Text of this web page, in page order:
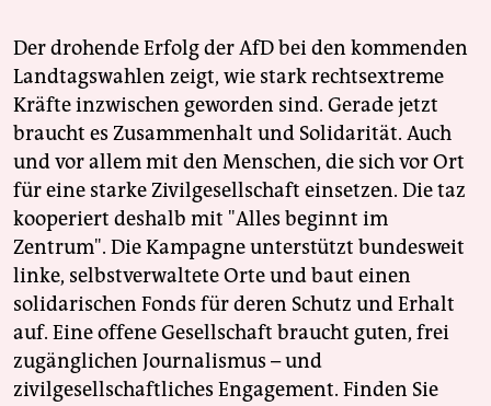
Der drohende Erfolg der AfD bei den kommenden
Landtagswahlen zeigt, wie stark rechtsextreme
Kräfte inzwischen geworden sind. Gerade jetzt
braucht es Zusammenhalt und Solidarität. Auch
und vor allem mit den Menschen, die sich vor Ort
für eine starke Zivilgesellschaft einsetzen. Die taz
kooperiert deshalb mit "Alles beginnt im
Zentrum". Die Kampagne unterstützt bundesweit
linke, selbstverwaltete Orte und baut einen
solidarischen Fonds für deren Schutz und Erhalt
auf. Eine offene Gesellschaft braucht guten, frei
zugänglichen Journalismus – und
zivilgesellschaftliches Engagement. Finden Sie